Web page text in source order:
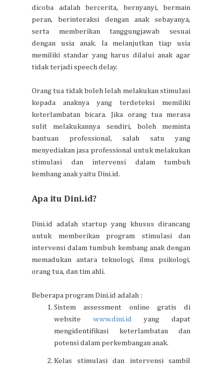
dicoba adalah bercerita, bernyanyi, bermain
peran, berinteraksi dengan anak sebayanya,
serta memberikan tanggungjawab sesuai
dengan usia anak. Ia melanjutkan tiap usia
memiliki standar yang harus dilalui anak agar
tidak terjadi speech delay.
Orang tua tidak boleh lelah melakukan stimulasi
kepada anaknya yang terdeteksi memiliki
keterlambatan bicara. Jika orang tua merasa
sulit melakukannya sendiri, boleh meminta
bantuan professional, salah satu yang
menyediakan jasa professional untuk melakukan
stimulasi dan intervensi dalam tumbuh
kembang anak yaitu Dini.id.
Apa itu Dini.id?
Dini.id adalah startup yang khusus dirancang
untuk memberikan program stimulasi dan
intervensi dalam tumbuh kembang anak dengan
memadukan antara teknologi, ilmu psikologi,
orang tua, dan tim ahli.
Beberapa program Dini.id adalah :
Sistem assessment online gratis di
website www.dini.id yang dapat
mengidentifikasi keterlambatan dan
potensi dalam perkembangan anak.
Kelas stimulasi dan intervensi sambil